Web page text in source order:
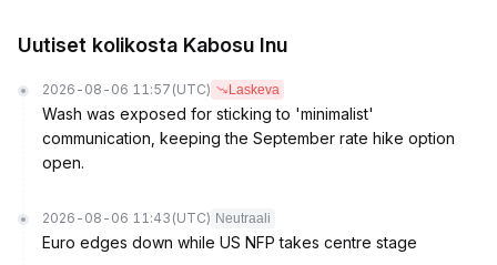
Uutiset kolikosta Kabosu Inu
2026-08-06 11:57 (UTC) Laskeva
Wash was exposed for sticking to 'minimalist'
communication, keeping the September rate hike option
open.
2026-08-06 11:43 (UTC) Neutraali
Euro edges down while US NFP takes centre stage